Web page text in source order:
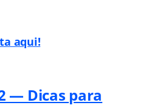
aqui!
— Dicas para